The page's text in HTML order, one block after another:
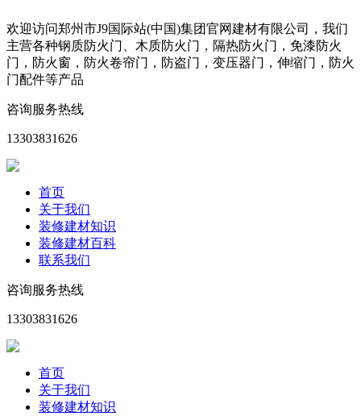
欢迎访问郑州市J9国际站(中国)集团官网建材有限公司，我们
主营各种钢质防火门、木质防火门，隔热防火门，免漆防火
门，防火窗，防火卷帘门，防盗门，变压器门，伸缩门，防火
门配件等产品
咨询服务热线
13303831626
首页
关于我们
装修建材知识
装修建材百科
联系我们
咨询服务热线
13303831626
首页
关于我们
装修建材知识